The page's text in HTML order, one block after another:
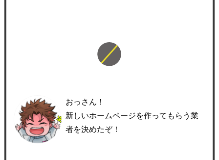
おっさん！
新しいホームページを作ってもらう業
者を決めたぞ！